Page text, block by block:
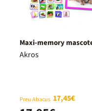
Maxi-memory
Akros
Preu Abacus 17,45€